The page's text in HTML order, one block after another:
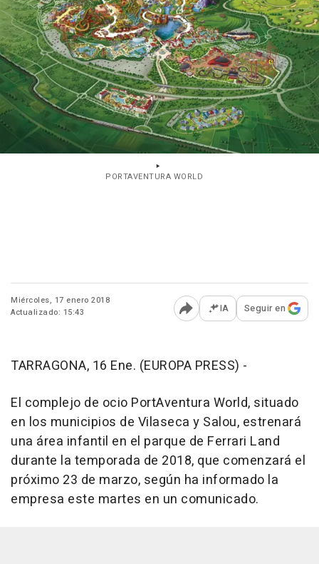
PORTAVENTURA WORLD
Miércoles, 17 enero 2018
Actualizado: 15:43
Abrir opciones para
IA Seguir en
TARRAGONA, 16 Ene. (EUROPA PRESS) -
El complejo de ocio PortAventura World, situado
en los municipios de Vilaseca y Salou, estrenará
una área infantil en el parque de Ferrari Land
durante la temporada de 2018, que comenzará el
próximo 23 de marzo, según ha informado la
empresa este martes en un comunicado.